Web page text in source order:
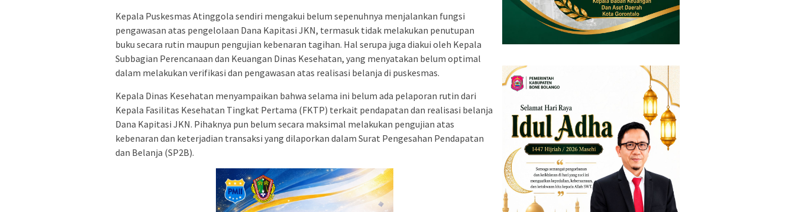
Kepala Puskesmas Atinggola sendiri mengakui belum sepenuhnya menjalankan fungsi
pengawasan atas pengelolaan Dana Kapitasi JKN, termasuk tidak melakukan penutupan
buku secara rutin maupun pengujian kebenaran tagihan. Hal serupa juga diakui oleh Kepala
Subbagian Perencanaan dan Keuangan Dinas Kesehatan, yang menyatakan belum optimal
dalam melakukan verifikasi dan pengawasan atas realisasi belanja di puskesmas.
Kepala Dinas Kesehatan menyampaikan bahwa selama ini belum ada pelaporan rutin dari
Kepala Fasilitas Kesehatan Tingkat Pertama (FKTP) terkait pendapatan dan realisasi belanja
Dana Kapitasi JKN. Pihaknya pun belum secara maksimal melakukan pengujian atas
kebenaran dan keterjadian transaksi yang dilaporkan dalam Surat Pengesahan Pendapatan
dan Belanja (SP2B).